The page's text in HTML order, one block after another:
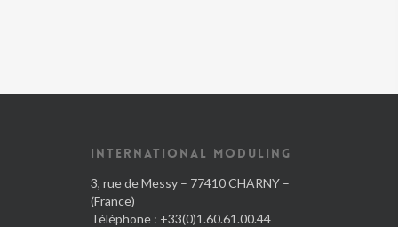
INTERNATIONAL MODULING
3, rue de Messy – 77410 CHARNY –
(France)
Téléphone : +33(0)1.60.61.00.44